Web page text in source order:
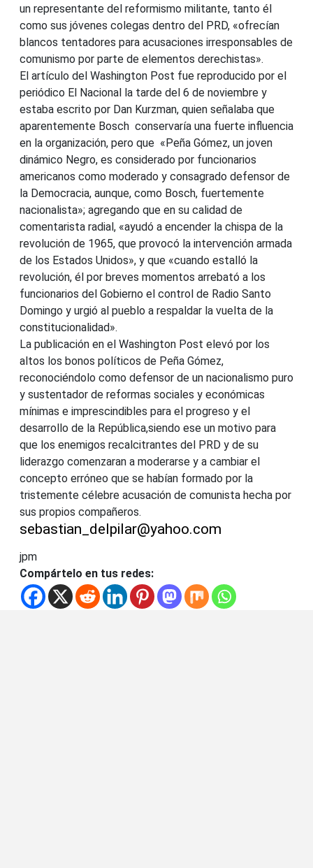
un representante del reformismo militante, tanto él
como sus jóvenes colegas dentro del PRD, «ofrecían
blancos tentadores para acusaciones irresponsables de
comunismo por parte de elementos derechistas».
El artículo del Washington Post fue reproducido por el
periódico El Nacional la tarde del 6 de noviembre y
estaba escrito por Dan Kurzman, quien señalaba que
aparentemente Bosch conservaría una fuerte influencia
en la organización, pero que «Peña Gómez, un joven
dinámico Negro, es considerado por funcionarios
americanos como moderado y consagrado defensor de
la Democracia, aunque, como Bosch, fuertemente
nacionalista»; agregando que en su calidad de
comentarista radial, «ayudó a encender la chispa de la
revolución de 1965, que provocó la intervención armada
de los Estados Unidos», y que «cuando estalló la
revolución, él por breves momentos arrebató a los
funcionarios del Gobierno el control de Radio Santo
Domingo y urgió al pueblo a respaldar la vuelta de la
constitucionalidad».
La publicación en el Washington Post elevó por los
altos los bonos políticos de Peña Gómez,
reconociéndolo como defensor de un nacionalismo puro
y sustentador de reformas sociales y económicas
mínimas e imprescindibles para el progreso y el
desarrollo de la República,siendo ese un motivo para
que los enemigos recalcitrantes del PRD y de su
liderazgo comenzaran a moderarse y a cambiar el
concepto erróneo que se habían formado por la
tristemente célebre acusación de comunista hecha por
sus propios compañeros.
sebastian_delpilar@yahoo.com
jpm
Compártelo en tus redes: